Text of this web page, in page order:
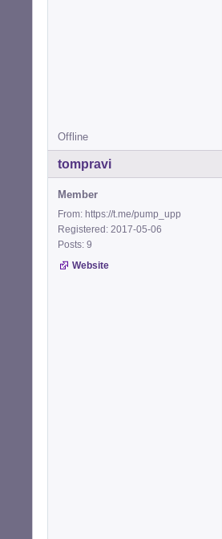
Offline
tompravi
Member
From: https://t.me/pump_upp
Registered: 2017-05-06
Posts: 9
Website